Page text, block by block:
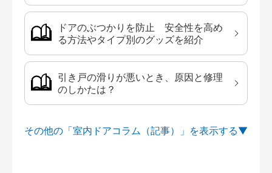
ドアのぶつかりを防止 安全性を高め
る方法やタイプ別のグッズを紹介
引き戸の滑りが悪いとき、原因と修理
のしかたは？
その他の「室内ドアコラム（記事）」を